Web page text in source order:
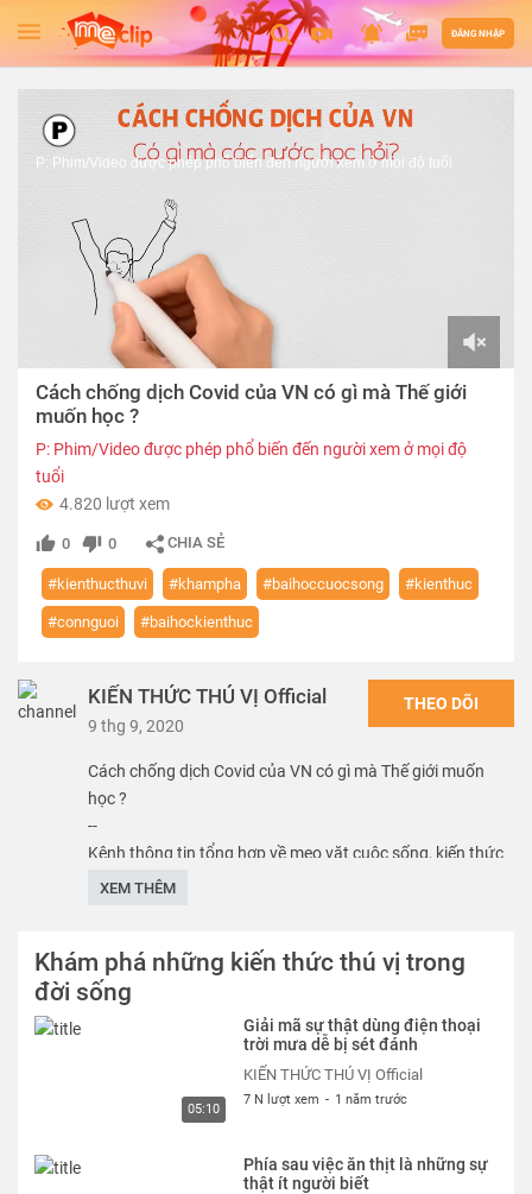
ĐĂNG NHẬP
05:15
P: Phim/Video được phép phổ biến đến người xem ở mọi độ tuổi
Cách chống dịch Covid của VN có gì mà Thế giới
muốn học ?
P: Phim/Video được phép phổ biến đến người xem ở mọi độ
tuổi
4.820 lượt xem
0 0 CHIA SẺ
#kienthucthuvi #khampha #baihoccuocsong #kienthuc
#connguoi #baihockienthuc
KIẾN THỨC THÚ VỊ Official
9 thg 9, 2020
THEO DÕI
Cách chống dịch Covid của VN có gì mà Thế giới muốn
học ?
--
Kênh thông tin tổng hợp về mẹo vặt cuộc sống, kiến thức
đời sống xã hội, giúp bạn thư giãn, đầu óc bớt căng thẳng
thức tôi học và tìm hiểu được, tham khảo cả nguồn tài liệu
trong nước và nước ngoài, chọn lọc ra cái hay, cái đúng để
KIẾN THỨC THÚ VỊ
XEM THÊM
Khám phá những kiến thức thú vị trong
đời sống
05:10
Giải mã sự thật dùng điện thoại
trời mưa dễ bị sét đánh
KIẾN THỨC THÚ VỊ Official
7 N lượt xem - 1 năm trước
Phía sau việc ăn thịt là những sự
thật ít người biết